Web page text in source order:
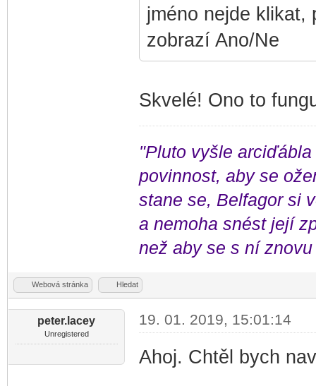
jméno nejde klikat,
zobrazí Ano/Ne
Skvelé! Ono to
"Pluto vyšle
povinnost, aby se
stane se, Belfagor si
a nemoha snést její
než aby se s ní
Webová stránka Hledat
peter.lacey
Unregistered
19. 01. 2019, 15:01:14
Ahoj. Chtěl bych